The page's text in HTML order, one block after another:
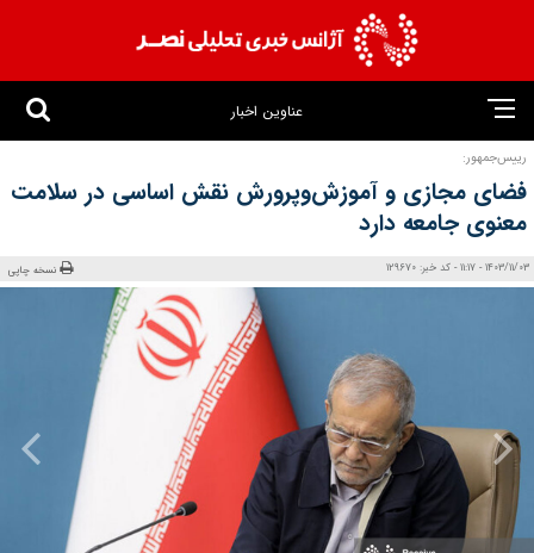
عناوین اخبار
رییس‌جمهور:
فضای مجازی و آموزش‌وپرورش نقش اساسی در سلامت
معنوی جامعه دارد
1403/11/03 - 11:17 - کد خبر: 129670 نسخه چاپی